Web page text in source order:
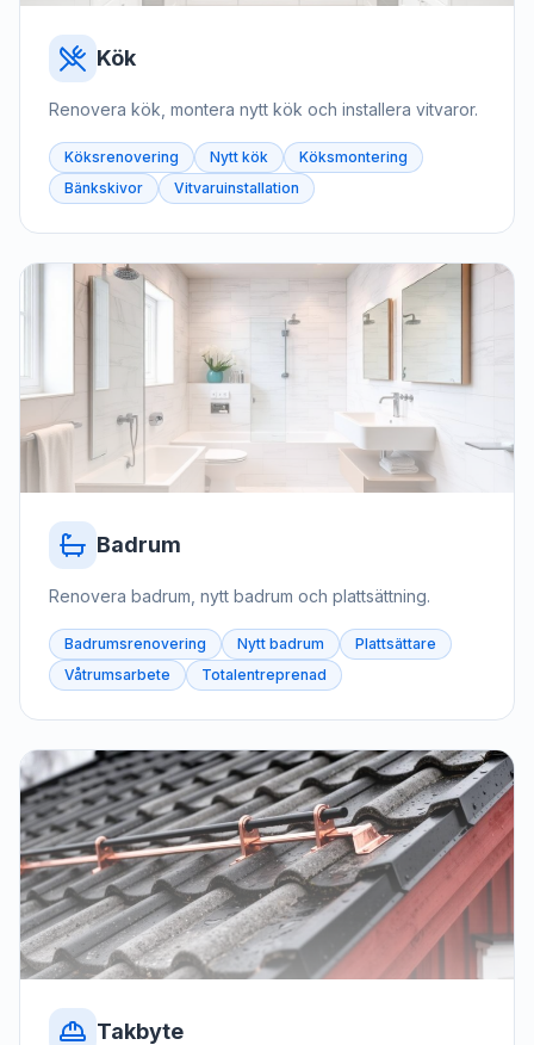
Kök
Renovera kök, montera nytt kök och installera vitvaror.
Köksrenovering Nytt kök
Köksmontering
Bänkskivor
Vitvaruinstallation
Badrum
Renovera badrum, nytt badrum och plattsättning.
Badrumsrenovering Nytt badrum
Plattsättare
Våtrumsarbete
Totalentreprenad
Takbyte